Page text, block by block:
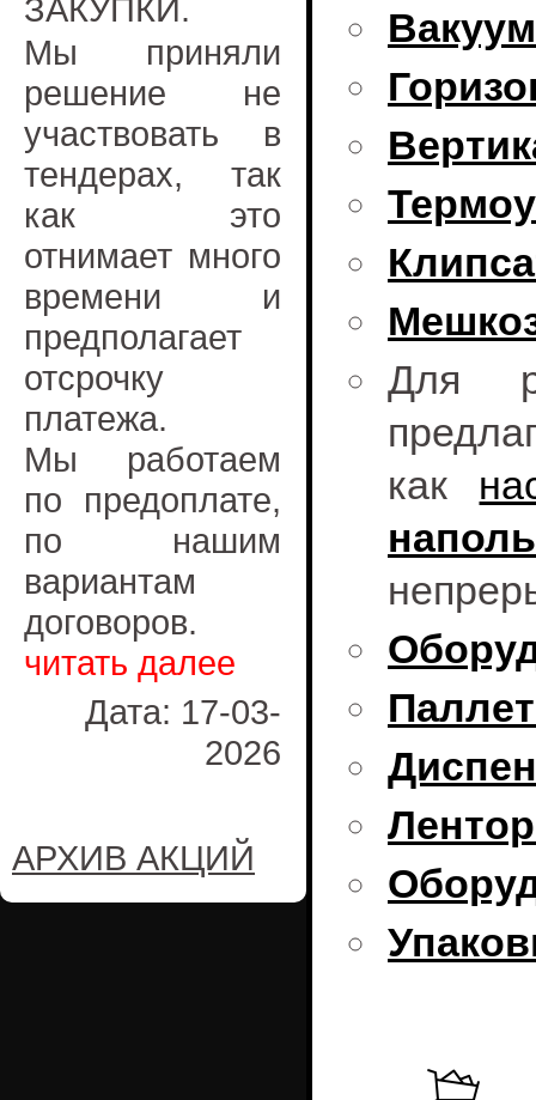
ЗАКУПКИ.
Мы приняли
решение не
участвовать в
тендерах, так
как это
отнимает много
времени и
предполагает
отсрочку
платежа.
Мы работаем
по предоплате,
по нашим
вариантам
договоров.
читать далее
Дата: 17-03-
2026
АРХИВ АКЦИЙ
Для
как